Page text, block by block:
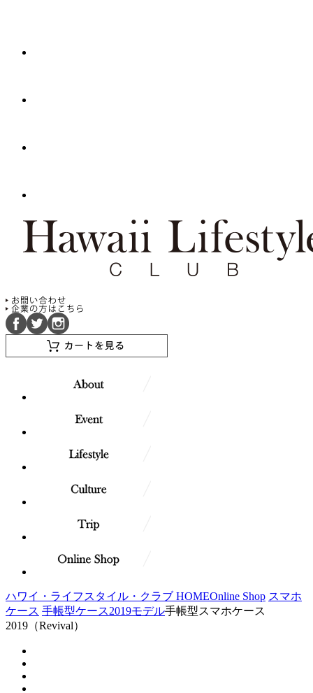
ハワイ・ライフスタイル・クラブ HOMEOnline Shop スマホ
ケース 手帳型ケース2019モデル手帳型スマホケース
2019（Revival）